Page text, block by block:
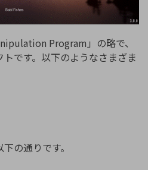
Program」の略で、
です。以下のようなさまざま
の通りです。